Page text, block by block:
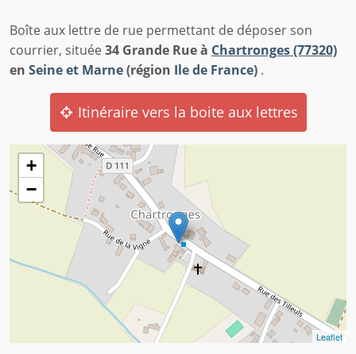
Boîte aux lettre de rue permettant de déposer son
courrier, située34 Grande Rue à Chartronges (77320)
en Seine et Marne(région Ile de France) .
Itinéraire vers la boite aux lettres
+
−
Leaflet